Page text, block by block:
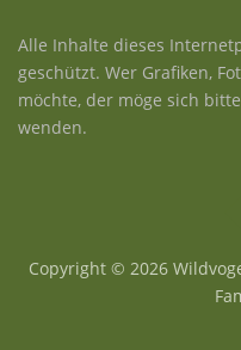
Alle Inhalte dieses
geschützt. Wer Grafiken,
möchte, der möge sich
wenden.
Copyright © 2026